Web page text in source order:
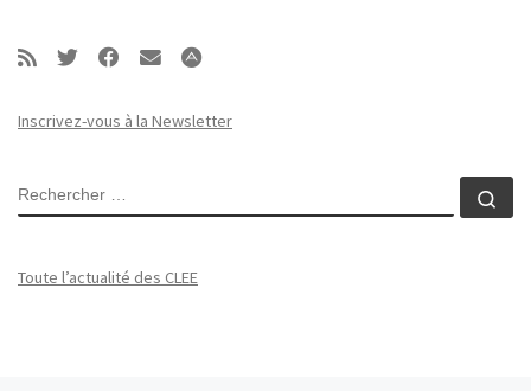
Inscrivez-vous à la Newsletter
RECHERCHER
Toute l’actualité des CLEE